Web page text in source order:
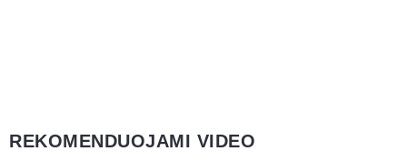
REKOMENDUOJAMI VIDEO